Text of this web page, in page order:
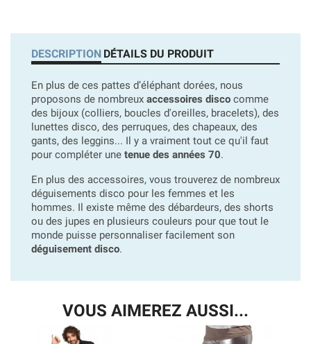
DESCRIPTION DÉTAILS DU PRODUIT
En plus de ces pattes d’éléphant dorées, nous
proposons de nombreux accessoires disco comme
des bijoux (colliers, boucles d'oreilles, bracelets), des
lunettes disco, des perruques, des chapeaux, des
gants, des leggins... Il y a vraiment tout ce qu'il faut
pour compléter une tenue des années 70.
En plus des accessoires, vous trouverez de nombreux
déguisements disco pour les femmes et les
hommes. Il existe même des débardeurs, des shorts
ou des jupes en plusieurs couleurs pour que tout le
monde puisse personnaliser facilement son
déguisement disco.
VOUS AIMEREZ AUSSI...